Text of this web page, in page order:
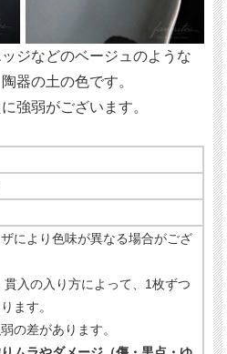
ジなどのベージュのような
器の土の色です。
強弱がございます。
により色味が異なる場合がござ
貫入の入り方によって、1枚ずつ
ます。
の差があります。